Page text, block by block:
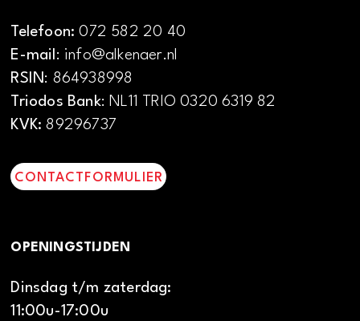
Telefoon:072 582 20 40
E-mail: info@alkenaer.nl
RSIN: 864938998
Triodos Bank: NL11 TRIO 0320 6319 82
KVK: 89296737
CONTACTFORMULIER
OPENINGSTIJDEN
Dinsdag t/m zaterdag:
11:00u-17:00u